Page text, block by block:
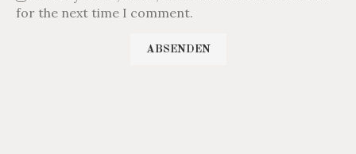
for the next time I comment.